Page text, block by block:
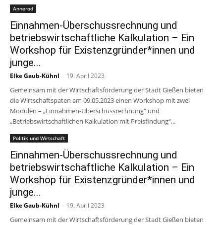
Annerod
Einnahmen-Überschussrechnung und
betriebswirtschaftliche Kalkulation – Ein
Workshop für Existenzgründer*innen und
junge...
Elke Gaub-Kühnl - 19. April 2023
Gemeinsam mit der Wirtschaftsförderung der Stadt Gießen bieten
die Wirtschaftspaten am 09.05.2023 einen Workshop mit zwei
Modulen – „Einnahmen-Überschussrechnung“ und
„Betriebswirtschaftlichen Kalkulation mit Preisfindung“...
Politik und Wirtschaft
Einnahmen-Überschussrechnung und
betriebswirtschaftliche Kalkulation – Ein
Workshop für Existenzgründer*innen und
junge...
Elke Gaub-Kühnl - 19. April 2023
Gemeinsam mit der Wirtschaftsförderung der Stadt Gießen bieten